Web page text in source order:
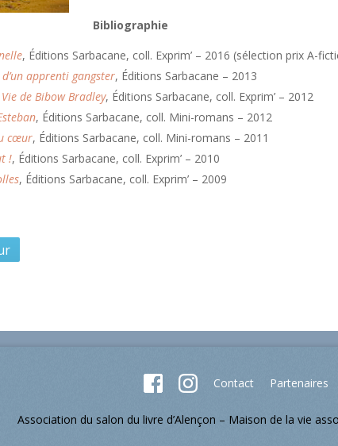
Bibliographie
, Éditions Sarbacane, coll. Exprim’ – 2016 (sélection prix A-
d’un apprenti gangster, Éditions Sarbacane – 2013
de Bibow Bradley, Éditions Sarbacane, coll. Exprim’ – 2012
, Éditions Sarbacane, coll. Mini-romans – 2012
cœur, Éditions Sarbacane, coll. Mini-romans – 2011
!, Éditions Sarbacane, coll. Exprim’ – 2010
, Éditions Sarbacane, coll. Exprim’ – 2009
Contact Partenaires
Association du salon du livre d’Alençon – Maison de la vie